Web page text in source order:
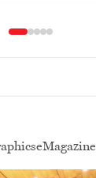
eMagazine